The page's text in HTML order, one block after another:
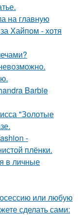
на главную
Хайпом - хотя
Barbie
"Золотые
-
плёнки.
в личные
или любую
сделать сами: